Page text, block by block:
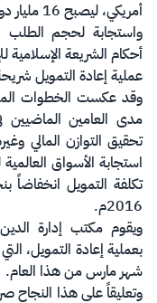
أمريكي، ليصبح 16 مليار دولار أمريكي.
واستجابة لحجم الطلب
أحكام الشريعة
عملية إعادة التمويل
وقد عكست الخطوات
تحقيق التوازن المالي
استجابة الأسواق
2016م.
ويقوم مكتب إدارة
بعملية إعادة التمويل،
شهر مارس من هذا العام.
وتعليقاً على هذا النجاح